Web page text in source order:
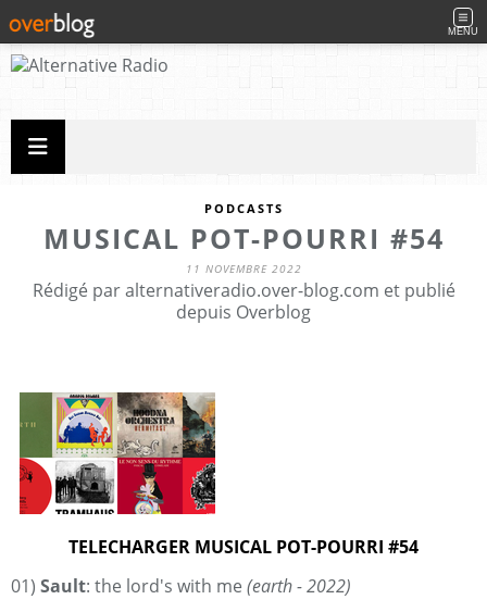
MENU
PODCASTS
MUSICAL POT-POURRI #54
11 NOVEMBRE 2022
Rédigé par alternativeradio.over-blog.com et publié
depuis Overblog
TELECHARGER MUSICAL POT-POURRI #54
01) Sault: the lord's with me (earth - 2022)